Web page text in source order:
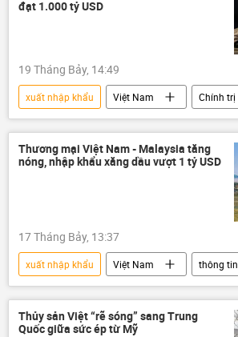
đạt 1.000 tỷ USD
19 Tháng Bảy, 14:49
xuất nhập khẩu Việt Nam
Chính trị
Thế giới
EU
Trung Quốc
sản xuất
Châu Á
Hoa Kỳ
Bộ Công Thương
thương mại
Thương mại Việt Nam - Malaysia tăng
nóng, nhập khẩu xăng dầu vượt 1 tỷ USD
17 Tháng Bảy, 13:37
xuất nhập khẩu Việt Nam
thông tin
sản xuất
xuất khẩu
Malaysia
thương mại
quan hệ thương mại
Thủy sản Việt “rẽ sóng” sang Trung
Quốc giữa sức ép từ Mỹ